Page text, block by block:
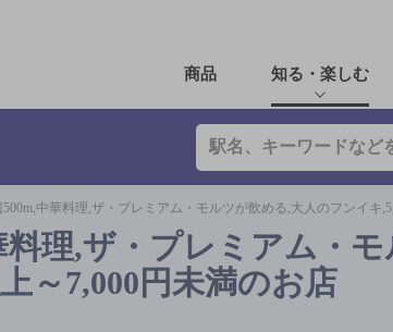
商品 知る・楽しむ
中華料理,ザ・プレミアム・モルツが飲める,大人のフンイキ
理,ザ・プレミアム・
～7,000円未満のお店